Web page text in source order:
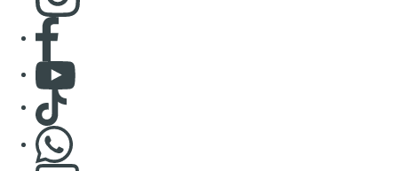
Consulter page Facebook
Consulter Youtube
Consulter TikTok